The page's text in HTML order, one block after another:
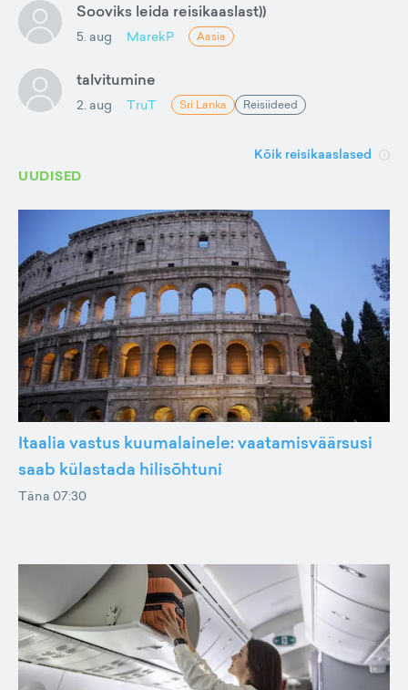
Sooviks leida reisikaaslast))
5. aug MarekP Aasia
talvitumine
2. aug TruT Sri Lanka Reisiideed
Kõik reisikaaslased
UUDISED
Itaalia vastus kuumalainele: vaatamisväärsusi
saab külastada hilisõhtuni
Täna 07:30